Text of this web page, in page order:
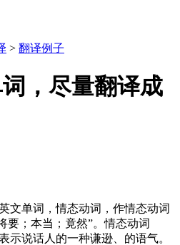
> 翻译例子
，尽量翻译成
文单词，情态动词，作情态动词
要；本当；竟然”。情态动词
示说话人的一种谦逊、的语气。